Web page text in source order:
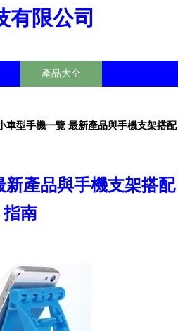
有限公司
產品大全
車型手機一覽 最新產品與手機支架搭配
產品與手機支架搭配
指南